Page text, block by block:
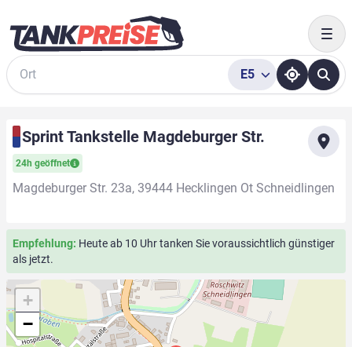
Suche
E5
Sprint Tankstelle Magdeburger Str.
24h geöffnet
Magdeburger Str. 23a, 39444 Hecklingen Ot Schneidlingen
Empfehlung: Heute ab 10 Uhr tanken Sie voraussichtlich günstiger
als jetzt.
+
−